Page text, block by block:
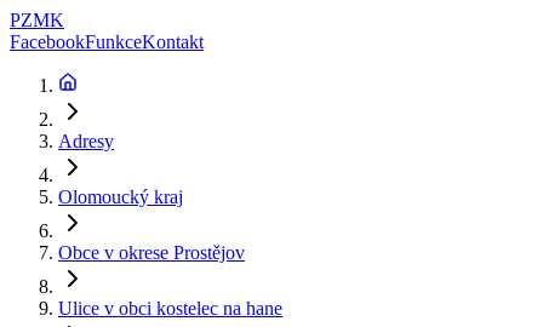
PZMK
FacebookFunkceKontakt
Adresy
Olomoucký kraj
Obce v okrese Prostějov
Ulice v obci kostelec na hane